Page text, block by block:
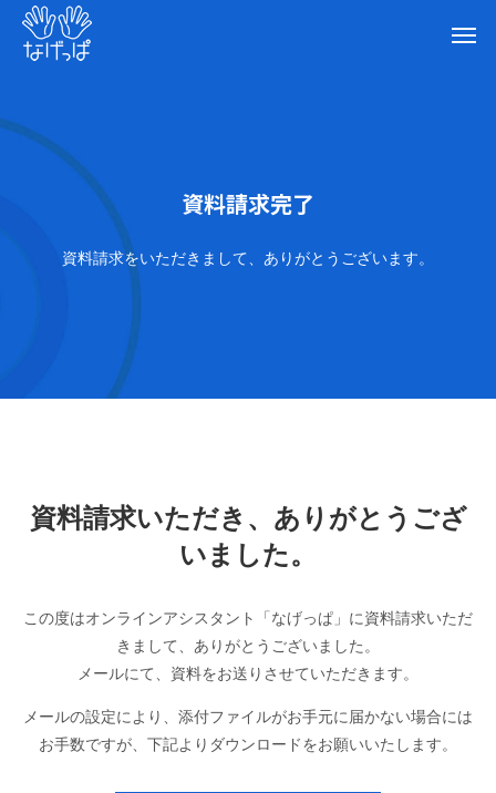
資料請求完了
資料請求をいただきまして、ありがとうございます。
資料請求いただき、ありがとうござ
いました。
この度はオンラインアシスタント「なげっぱ」に資料請求いただ
きまして、ありがとうございました。
メールにて、資料をお送りさせていただきます。
メールの設定により、添付ファイルがお手元に届かない場合には
お手数ですが、下記よりダウンロードをお願いいたします。